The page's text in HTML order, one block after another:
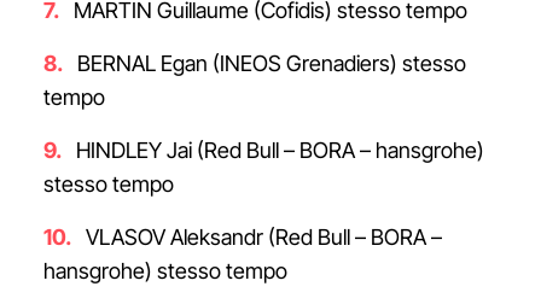
MARTIN Guillaume (Cofidis) stesso tempo
BERNAL Egan (INEOS Grenadiers) stesso
tempo
HINDLEY Jai (Red Bull – BORA – hansgrohe)
stesso tempo
VLASOV Aleksandr (Red Bull – BORA –
hansgrohe) stesso tempo